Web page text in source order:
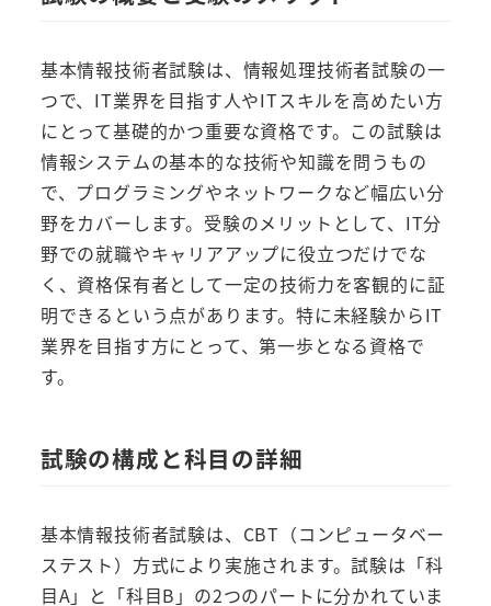
基本情報技術者試験は、情報処理技術者試験の一
つで、IT業界を目指す人やITスキルを高めたい方
にとって基礎的かつ重要な資格です。この試験は
情報システムの基本的な技術や知識を問うもの
で、プログラミングやネットワークなど幅広い分
野をカバーします。受験のメリットとして、IT分
野での就職やキャリアアップに役立つだけでな
く、資格保有者として一定の技術力を客観的に証
明できるという点があります。特に未経験からIT
業界を目指す方にとって、第一歩となる資格で
す。
試験の構成と科目の詳細
基本情報技術者試験は、CBT（コンピュータベー
ステスト）方式により実施されます。試験は「科
目A」と「科目B」の2つのパートに分かれていま